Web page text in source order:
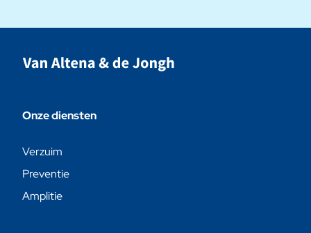
Onze diensten
Verzuim
Preventie
Amplitie